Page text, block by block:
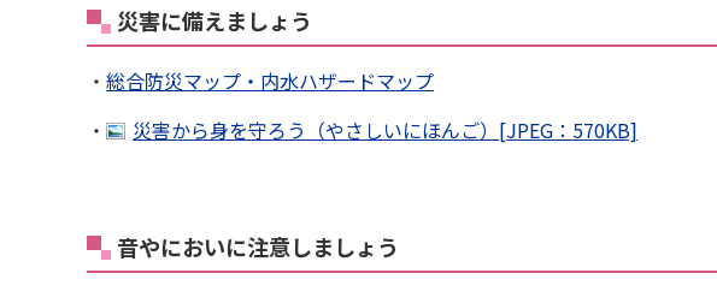
災害に備えましょう
・ 総合防災マップ・内水ハザードマップ
・
災害から身を守ろう（やさしいにほんご）[JPEG：570KB]
音やにおいに注意しましょう